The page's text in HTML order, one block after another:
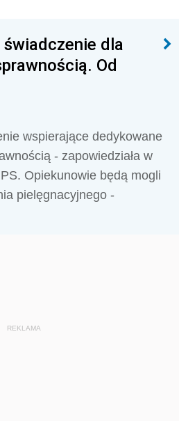
dla
Od
wspierające dedykowane
- zapowiedziała w
Opiekunowie będą mogli
pielęgnacyjnego -
REKLAMA